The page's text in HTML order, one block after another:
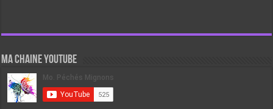
Ma chaine Youtube